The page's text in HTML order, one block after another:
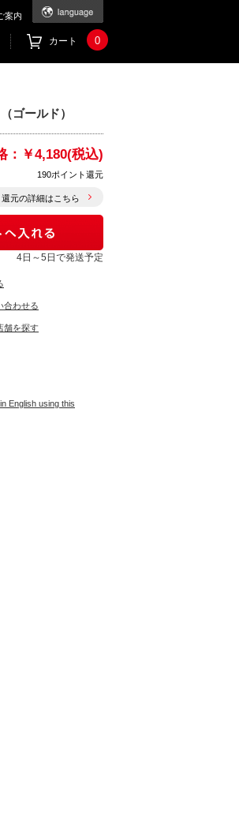
案内
カート 0
ゴールド）
： ￥4,180(税込)
190ポイント還元
元の詳細はこちら
4日～5日で発送予定
合わせる
舗を探す
English using this